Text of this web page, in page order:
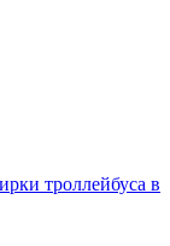
троллейбуса в